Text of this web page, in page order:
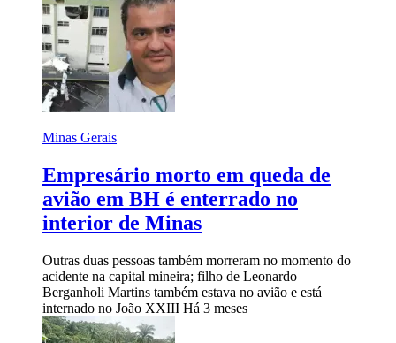
Minas Gerais
Empresário morto em queda de
avião em BH é enterrado no
interior de Minas
Outras duas pessoas também morreram no momento do
acidente na capital mineira; filho de Leonardo
Berganholi Martins também estava no avião e está
internado no João XXIII Há 3 meses